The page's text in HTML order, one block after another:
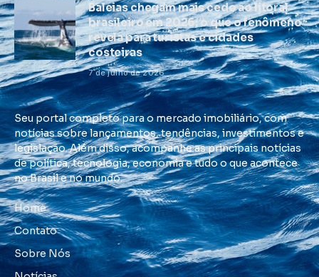
Baleias chegam mais cedo ao litoral
brasileiro em 2026: o que o fenômeno
revela para turistas e cidades
costeiras
7 de julho de 2026
Seu portal completo para o mercado imobiliário, com
notícias sobre lançamentos, tendências, investimentos e
legislação. Além disso, acompanhe as principais notícias
de política, tecnologia, economia e tudo o que acontece
no Brasil e no mundo.
Home
Contato
Sobre Nós